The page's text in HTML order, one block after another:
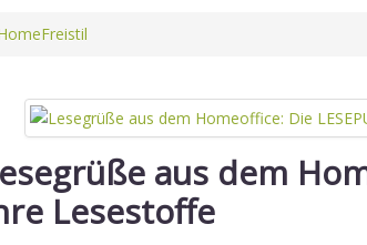
Freistil
aus dem
Lesestoffe